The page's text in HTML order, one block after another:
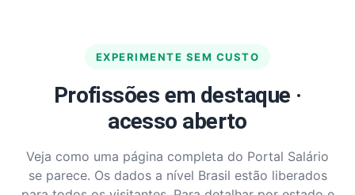
EXPERIMENTE SEM CUSTO
Profissões em destaque ·
acesso aberto
Veja como uma página completa do Portal Salário
se parece. Os dados a nível Brasil estão liberados